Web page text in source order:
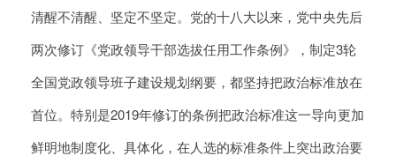
清醒不清醒、坚定不坚定。党的十八大以来，党中央先后
两次修订《党政领导干部选拔任用工作条例》，制定3轮
全国党政领导班子建设规划纲要，都坚持把政治标准放在
首位。特别是2019年修订的条例把政治标准这一导向更加
鲜明地制度化、具体化，在人选的标准条件上突出政治要